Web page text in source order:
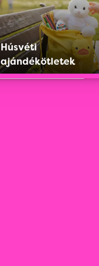
Húsvéti
ajándékötletek